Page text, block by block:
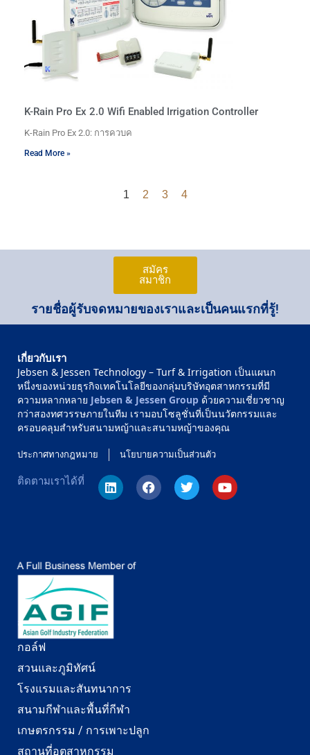
K-Rain Pro Ex 2.0 Wifi Enabled Irrigation Controller
K-Rain Pro Ex 2.0: การควบค
Read More »
1 2 3 4
สมัคร
สมาชิก
รายชื่อผู้รับจดหมายของเราและเป็นคนแรกที่รู้!
เกี่ยวกับเรา
Jebsen & Jessen Technology – Turf & Irrigation เป็นแผนก
หนึ่งของหน่วยธุรกิจเทคโนโลยีของกลุ่มบริษัทอุตสาหกรรมที่มี
ความหลากหลาย Jebsen & Jessen Group ด้วยความเชี่ยวชาญ
กว่าสองทศวรรษภายในทีม เรามอบโซลูชั่นที่เป็นนวัตกรรมและ
ครอบคลุมสำหรับสนามหญ้าและสนามหญ้าของคุณ
ประกาศทางกฎหมาย นโยบายความเป็นส่วนตัว
ติดตามเราได้ที่
สำรวจตามพื้นที่:
กอล์ฟ
สวนและภูมิทัศน์
โรงแรมและสันทนาการ
สนามกีฬาและพื้นที่กีฬา
เกษตรกรรม / การเพาะปลูก
สถานที่อุตสาหกรรม